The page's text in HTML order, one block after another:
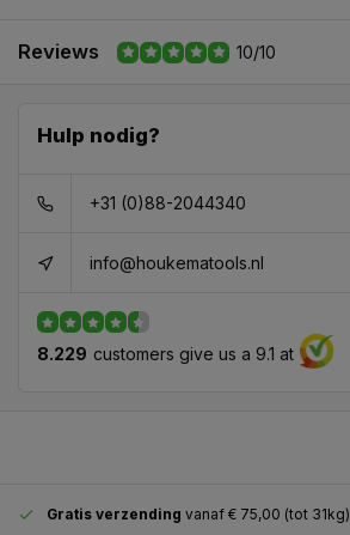
Reviews 10/10
Hulp nodig?
+31 (0)88-2044340
info@houkematools.nl
8.229 customers give us a 9.1 at
Gratis verzending vanaf € 75,00 (tot 31kg)